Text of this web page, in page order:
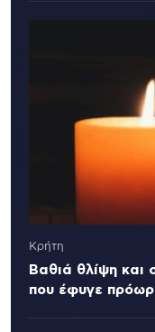
Κρήτη
Βαθιά θλίψη και
που έφυγε